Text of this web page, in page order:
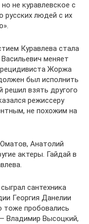
не куравлевское с
русских людей с их
Куравлева стала
меняет
Жоржа
был исполнить
взять другого
режиссеру
не похожим на
Анатолий
актеры. Гайдай в
сантехника
Георгия Данелии
тоже пробовались
Владимир Высоцкий,